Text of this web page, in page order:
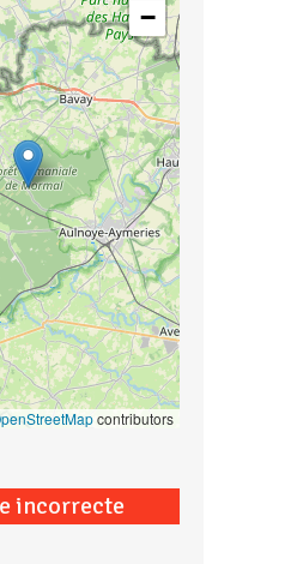
−
contributors
incorrecte